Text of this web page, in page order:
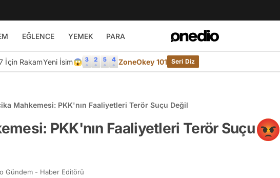
EĞLENCE YEMEK PARA
İçin RakamYeni İsim😱 ZoneOkey 101 Seri Diz
Mahkemesi: PKK'nın Faaliyetleri Terör Suçu Değil
PKK'nın Faaliyetleri Terör Suçu
Gündem - Haber Editörü